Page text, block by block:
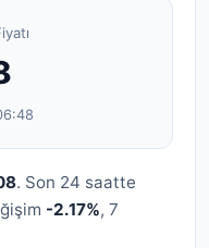
. Son 24 saatte
-2.17%, 7